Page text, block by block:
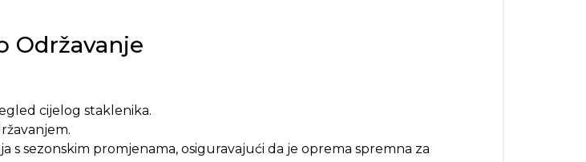
Održavanje
cijelog staklenika.
s sezonskim promjenama, osiguravajući da je oprema spremna za